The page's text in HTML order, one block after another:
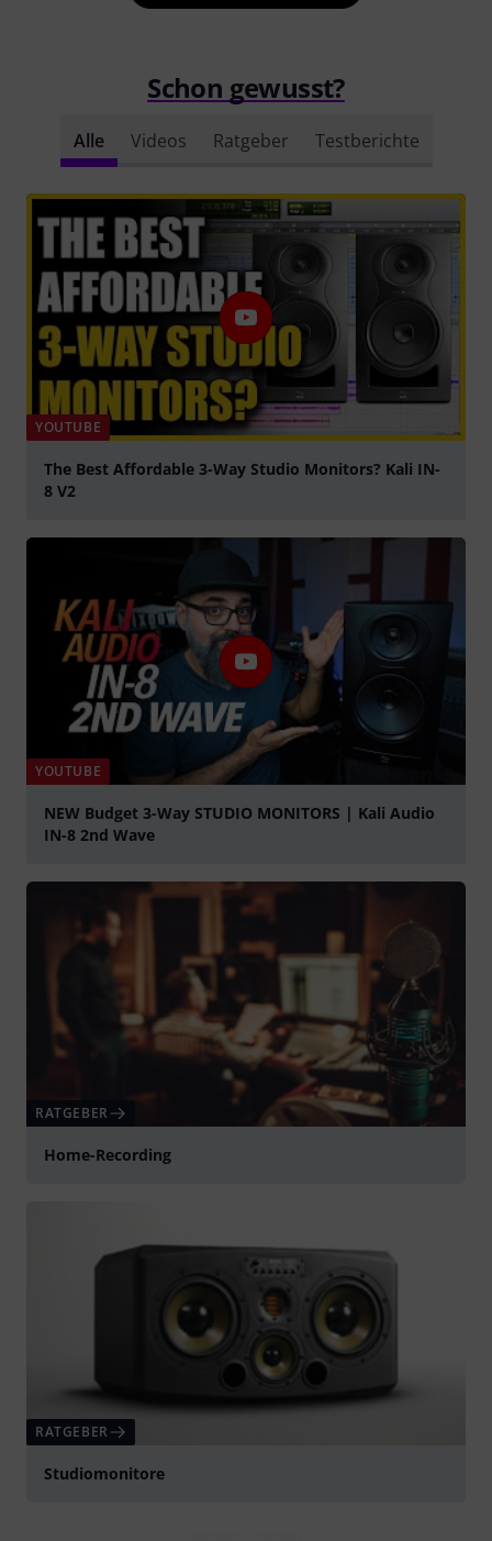
Schon gewusst?
Alle Videos Ratgeber Testberichte
YOUTUBE
The Best Affordable 3-Way Studio Monitors? Kali IN-
8 V2
YOUTUBE
NEW Budget 3-Way STUDIO MONITORS | Kali Audio
IN-8 2nd Wave
RATGEBER
Home-Recording
RATGEBER
Studiomonitore